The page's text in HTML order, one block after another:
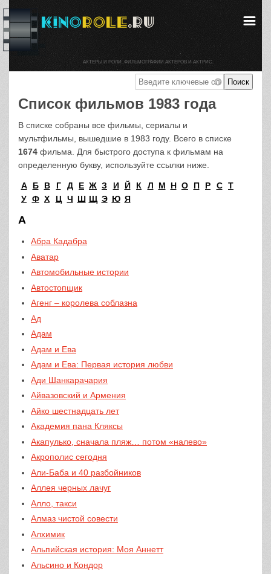
Список фильмов 1983 года
В списке собраны все фильмы, сериалы и
мультфильмы, вышедшие в 1983 году. Всего в списке
1674 фильма. Для быстрого доступа к фильмам на
определенную букву, используйте ссылки ниже.
А Б В Г Д Е Ж З И Й К Л М Н О П Р С Т
У Ф Х Ц Ч Ш Щ Э Ю Я
А
Абра Кадабра
Аватар
Автомобильные истории
Автостопщик
Агенг – королева соблазна
Ад
Адам
Адам и Ева
Адам и Ева: Первая история любви
Ади Шанкарачария
Айвазовский и Армения
Айко шестнадцать лет
Академия пана Кляксы
Акапулько, сначала пляж… потом «налево»
Акрополис сегодня
Али-Баба и 40 разбойников
Аллея черных лачуг
Алло, такси
Алмаз чистой совести
Алхимик
Альпийская история: Моя Аннетт
Альсино и Кондор
АКТЕРЫ И РОЛИ. ФИЛЬМОГРАФИИ АКТЕРОВ И АКТРИС.